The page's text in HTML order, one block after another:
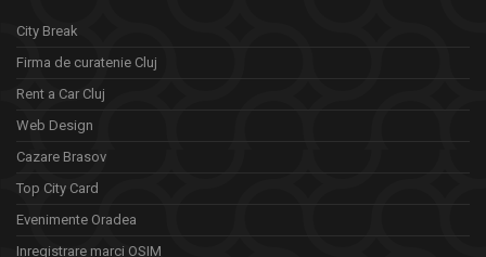
City Break
Firma de curatenie Cluj
Rent a Car Cluj
Web Design
Cazare Brasov
Top City Card
Evenimente Oradea
Inregistrare marci OSIM